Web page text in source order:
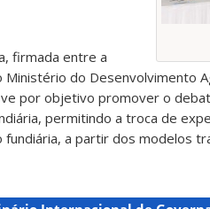
firmada entre a
do Desenvolvimento
por objetivo promover o
permitindo a troca de
a partir dos modelos